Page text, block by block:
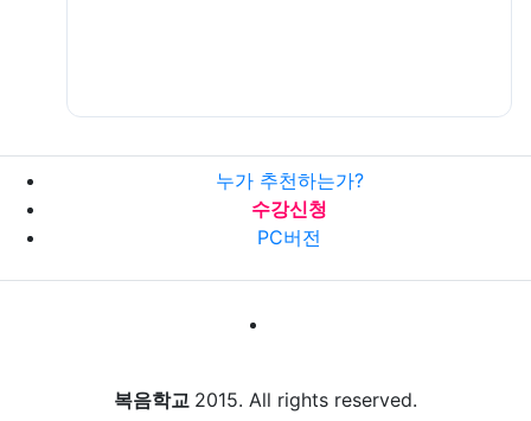
누가 추천하는가?
수강신청
PC버전
복음학교 2015. All rights reserved.